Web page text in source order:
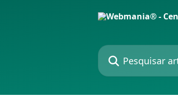
Pesquisar artigos...